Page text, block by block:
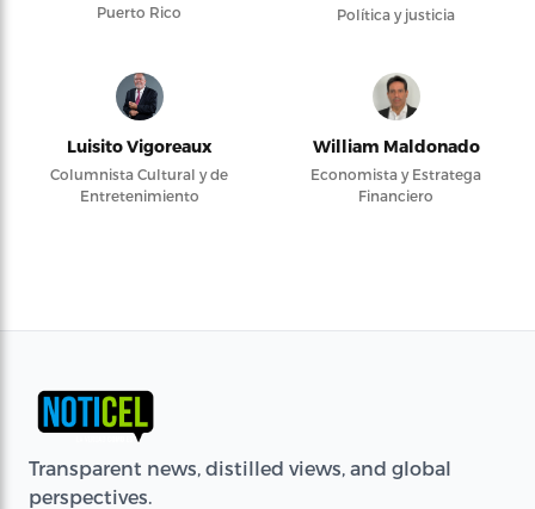
Puerto Rico
Política y justicia
Luisito Vigoreaux
Columnista Cultural y de
Entretenimiento
William Maldonado
Economista y Estratega
Financiero
Transparent news, distilled views, and global
perspectives.